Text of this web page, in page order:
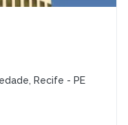
Recife - PE